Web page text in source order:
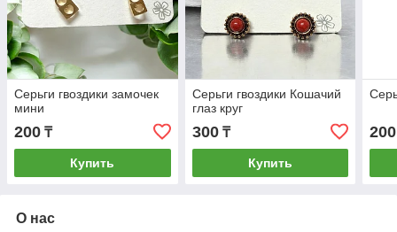
Серьги гвоздики замочек
мини
200 ₸
Купить
Серьги гвоздики Кошачий
глаз круг
300₸
Купить
200
О нас